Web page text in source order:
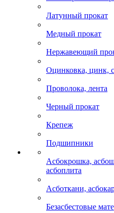
Латунный прокат
Медный прокат
Нержавеющий
Оцинковка, цинк,
Проволока, лента
Черный прокат
Крепеж
Подшипники
Асбокрошка,
асбоплита
Асботкани,
Безасбестовые